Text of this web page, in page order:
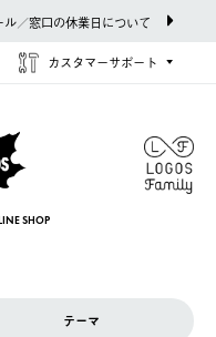
／窓口の休業日について
カスタマーサポート
SHOP
テーマ